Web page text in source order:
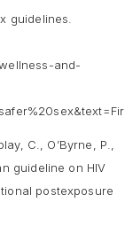
guidelines
and-
C., O’Byrne, P.,
guideline on HIV
postexposure